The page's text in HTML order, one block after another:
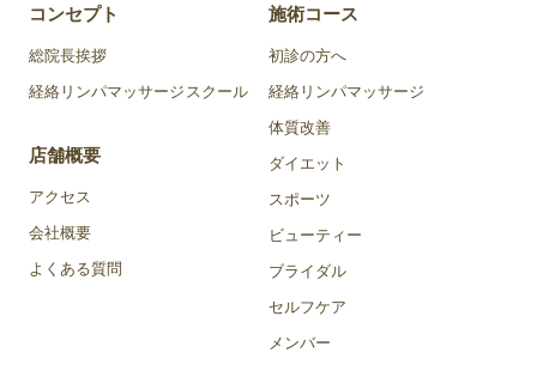
コンセプト
総院長挨拶
経絡リンパマッサージスクール
店舗概要
アクセス
会社概要
よくある質問
施術コース
初診の方へ
経絡リンパマッサージ
体質改善
ダイエット
スポーツ
ビューティー
ブライダル
セルフケア
メンバー